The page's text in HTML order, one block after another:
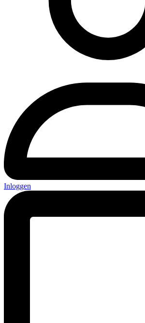
Inloggen